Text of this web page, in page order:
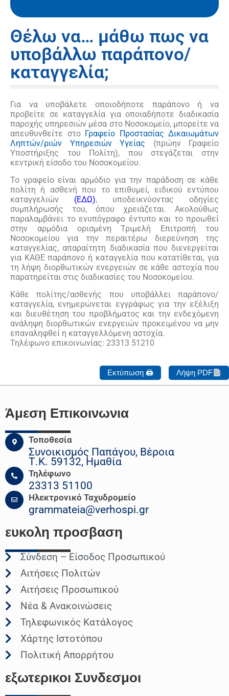
Θέλω να… μάθω πως να
υποβάλλω παράπονο/
καταγγελία;
Για να υποβάλετε οποιοδήποτε παράπονο ή να
προβείτε σε καταγγελία για οποιαδήποτε διαδικασία
παροχής υπηρεσιών μέσα στο Νοσοκομείο, μπορείτε να
απευθυνθείτε στοΓραφείο Προστασίας Δικαιωμάτων
Ληπτών/ριών Υπηρεσιών Υγείας (πρώην Γραφείο
Υποστήριξης του Πολίτη), που στεγάζεται στην
κεντρική είσοδο του Νοσοκομείου.
Το γραφείο είναι αρμόδιο για την παράδοση σε κάθε
πολίτη ή ασθενή που το επιθυμεί, ειδικού εντύπου
καταγγελιών (ΕΔΩ), υποδεικνύοντας οδηγίες
συμπλήρωσής του, όπου χρειάζεται. Ακολούθως
παραλαμβάνει το ενυπόγραφο έντυπο και το προωθεί
στην αρμόδια ορισμένη Τριμελή Επιτροπή του
Νοσοκομείου για την περαιτέρω διερεύνηση της
καταγγελίας, απαραίτητη διαδικασία που διενεργείται
για ΚΑΘΕ παράπονο ή καταγγελία που κατατίθεται, για
τη λήψη διορθωτικών ενεργειών σε κάθε αστοχία που
παρατηρείται στις διαδικασίες του Νοσοκομείου.
Κάθε πολίτης/ασθενής που υποβάλλει παράπονο/
καταγγελία, ενημερώνεται εγγράφως για την εξέλιξη
και διευθέτηση του προβλήματος και την ενδεχόμενη
ανάληψη διορθωτικών ενεργειών προκειμένου να μην
επαναληφθεί η καταγγελλόμενη αστοχία.
Τηλέφωνο επικοινωνίας: 23313 51210
Εκτύπωση 🖨 Λήψη PDF
Άμεση Επικοινωνια
Τοποθεσία
Συνοικισμός Παπάγου, Βέροια
Τ.Κ. 59132, Ημαθία
Τηλέφωνο
23313 51100
Ηλεκτρονικό Ταχυδρομείο
grammateia@verhospi.gr
ευκολη προσβαση
Σύνδεση – Είσοδος Προσωπικού
Αιτήσεις Πολιτών
Αιτήσεις Προσωπικού
Νέα & Ανακοινώσεις
Τηλεφωνικός Κατάλογος
Χάρτης Ιστοτόπου
Πολιτική Απορρήτου
εξωτερικοι Συνδεσμοι